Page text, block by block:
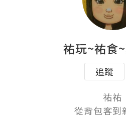
祐玩~祐食
追蹤
祐祐
從背包客到